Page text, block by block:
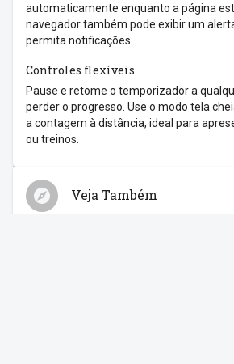
automaticamente enquanto a página
navegador também pode exibir um
permita notificações.
Controles flexíveis
Pause e retome o temporizador a
perder o progresso. Use o modo tela
a contagem à distância, ideal para
ou treinos.
Veja Também